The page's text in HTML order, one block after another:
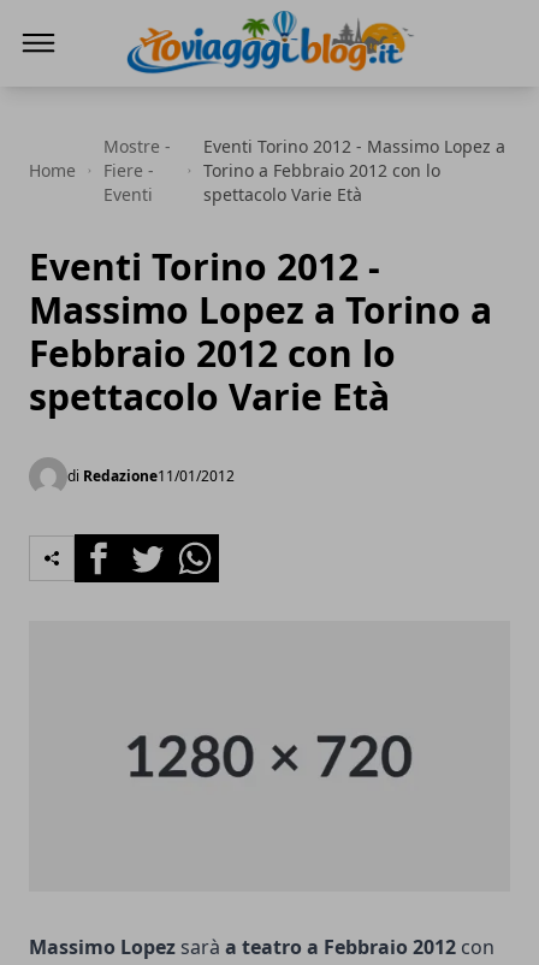
Home
Mostre -
Fiere -
Eventi
Eventi Torino 2012 - Massimo Lopez a
Torino a Febbraio 2012 con lo
spettacolo Varie Età
Eventi Torino 2012 -
Massimo Lopez a Torino a
Febbraio 2012 con lo
spettacolo Varie Età
di Redazione11/01/2012
FacebookTwitterWhatsapp
Massimo Lopez sarà a teatro a Febbraio 2012 con